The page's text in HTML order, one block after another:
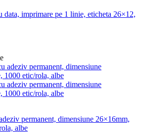
data, imprimare pe 1 linie, eticheta 26×12,
permanent, dimensiune 26×16mm,
albe